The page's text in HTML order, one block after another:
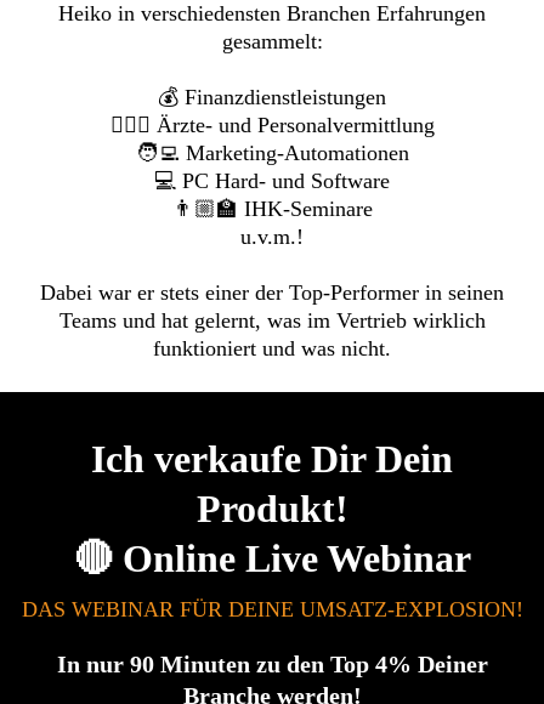
Heiko in verschiedensten Branchen Erfahrungen
gesammelt:
💰 Finanzdienstleistungen
👨🏻‍⚕️ Ärzte- und Personalvermittlung
🧑‍💻 Marketing-Automationen
💻 PC Hard- und Software
👨🏼‍🏫 IHK-Seminare
u.v.m.!
Dabei war er stets einer der Top-Performer in seinen
Teams und hat gelernt, was im Vertrieb wirklich
funktioniert und was nicht.
Ich verkaufe Dir Dein
Produkt!
🔴 Online Live Webinar
DAS WEBINAR FÜR DEINE UMSATZ-EXPLOSION!
In nur 90 Minuten zu den Top 4% Deiner
Branche werden!